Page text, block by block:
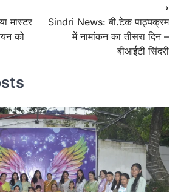
मास्टर
को
Sindri News: बी.टेक पाठ्यक्रम
में नामांकन का तीसरा दिन –
बीआईटी सिंदरी
⟶